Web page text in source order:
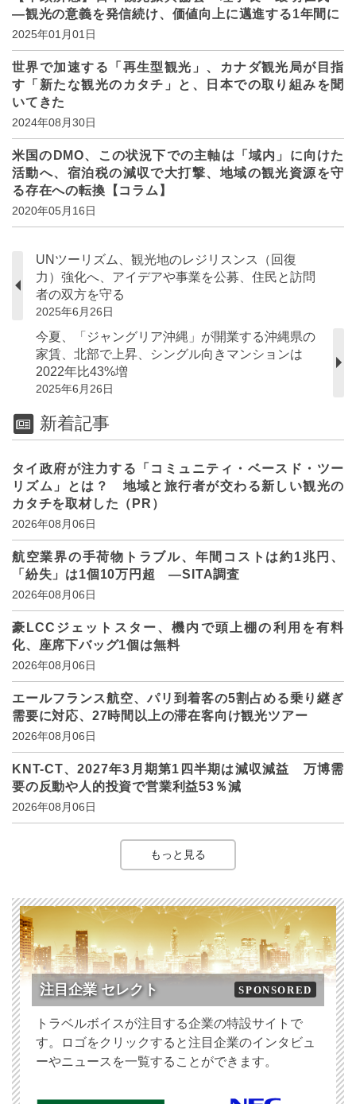
―観光の意義を発信続け、価値向上に邁進する1年間に
2025年01月01日
世界で加速する「再生型観光」、カナダ観光局が目指
す「新たな観光のカタチ」と、日本での取り組みを聞
いてきた
2024年08月30日
米国のDMO、この状況下での主軸は「域内」に向けた
活動へ、宿泊税の減収で大打撃、地域の観光資源を守
る存在への転換【コラム】
2020年05月16日
UNツーリズム、観光地のレジリスンス（回復
力）強化へ、アイデアや事業を公募、住民と訪問
者の双方を守る
2025年6月26日
今夏、「ジャングリア沖縄」が開業する沖縄県の
家賃、北部で上昇、シングル向きマンションは
2022年比43%増
2025年6月26日
新着記事
タイ政府が注力する「コミュニティ・ベースド・ツー
リズム」とは？ 地域と旅行者が交わる新しい観光の
カタチを取材した（PR）
2026年08月06日
航空業界の手荷物トラブル、年間コストは約1兆円、
「紛失」は1個10万円超 ―SITA調査
2026年08月06日
豪LCCジェットスター、機内で頭上棚の利用を有料
化、座席下バッグ1個は無料
2026年08月06日
エールフランス航空、パリ到着客の5割占める乗り継ぎ
需要に対応、27時間以上の滞在客向け観光ツアー
2026年08月06日
KNT-CT、2027年3月期第1四半期は減収減益 万博需
要の反動や人的投資で営業利益53％減
2026年08月06日
もっと見る
注目企業 セレクト SPONSORED
トラベルボイスが注目する企業の特設サイトで
す。ロゴをクリックすると注目企業のインタビュ
ーやニュースを一覧することができます。